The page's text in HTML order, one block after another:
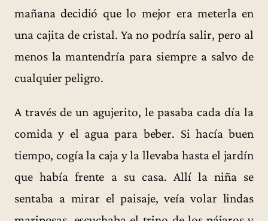
mañana decidió que lo mejor era meterla en
una cajita de cristal. Ya no podría salir, pero al
menos la mantendría para siempre a salvo de
cualquier peligro.
A través de un agujerito, le pasaba cada día la
comida y el agua para beber. Si hacía buen
tiempo, cogía la caja y la llevaba hasta el jardín
que había frente a su casa. Allí la niña se
sentaba a mirar el paisaje, veía volar lindas